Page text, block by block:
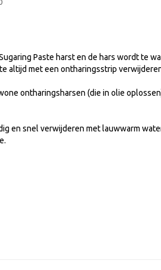
Paste harst en de hars wordt te
altijd met een ontharingsstrip
ontharingsharsen (die in olie
en snel verwijderen met lauwwarm